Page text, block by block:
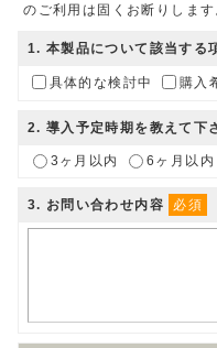
のご利用は固くお断りします
1. 本製品について該当する
具体的な検討中 購入
2. 導入予定時期を教えて下
3ヶ月以内 6ヶ月以内
3. お問い合わせ内容 必須